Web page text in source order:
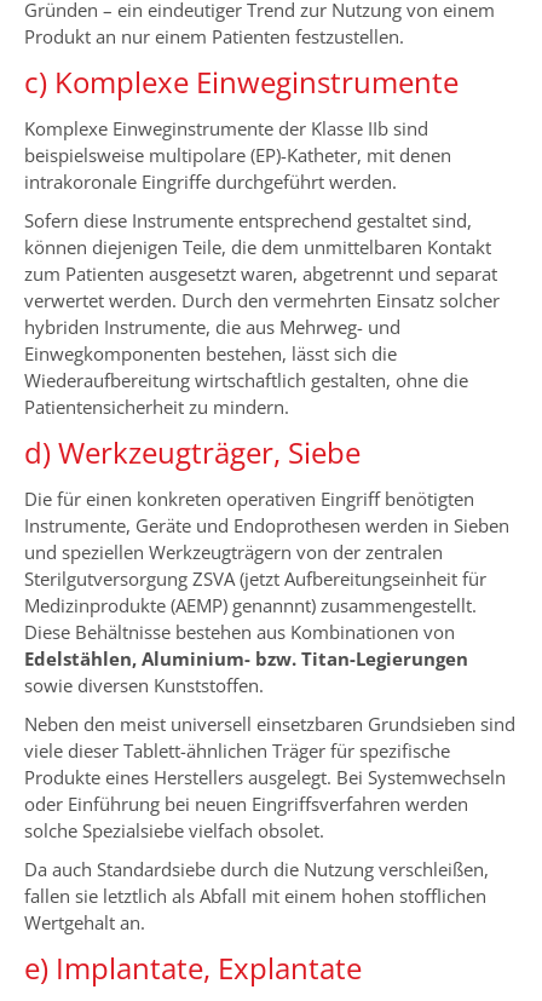
Gründen – ein eindeutiger Trend zur Nutzung von einem
Produkt an nur einem Patienten festzustellen.
c) Komplexe Einweginstrumente
Komplexe Einweginstrumente der Klasse IIb sind
beispielsweise multipolare (EP)-Katheter, mit denen
intrakoronale Eingriffe durchgeführt werden.
Sofern diese Instrumente entsprechend gestaltet sind,
können diejenigen Teile, die dem unmittelbaren Kontakt
zum Patienten ausgesetzt waren, abgetrennt und separat
verwertet werden. Durch den vermehrten Einsatz solcher
hybriden Instrumente, die aus Mehrweg- und
Einwegkomponenten bestehen, lässt sich die
Wiederaufbereitung wirtschaftlich gestalten, ohne die
Patientensicherheit zu mindern.
d) Werkzeugträger, Siebe
Die für einen konkreten operativen Eingriff benötigten
Instrumente, Geräte und Endoprothesen werden in Sieben
und speziellen Werkzeugträgern von der zentralen
Sterilgutversorgung ZSVA (jetzt Aufbereitungseinheit für
Medizinprodukte (AEMP) genannnt) zusammengestellt.
Diese Behältnisse bestehen aus Kombinationen von
Edelstählen, Aluminium- bzw. Titan-Legierungen
sowie diversen Kunststoffen.
Neben den meist universell einsetzbaren Grundsieben sind
viele dieser Tablett-ähnlichen Träger für spezifische
Produkte eines Herstellers ausgelegt. Bei Systemwechseln
oder Einführung bei neuen Eingriffsverfahren werden
solche Spezialsiebe vielfach obsolet.
Da auch Standardsiebe durch die Nutzung verschleißen,
fallen sie letztlich als Abfall mit einem hohen stofflichen
Wertgehalt an.
e) Implantate, Explantate